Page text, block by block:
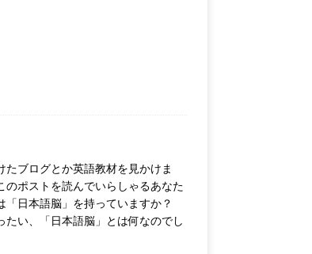
ブログとか英語教材を見かけま
のポストを読んでいらしゃるあなた
日本語脳」を持っていますか？
たい、「日本語脳」とは何なのでし